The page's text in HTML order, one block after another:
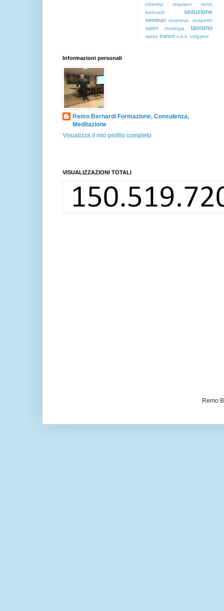
obiettivi relazioni
remo
bernardi
seduzione
seminari sorpresa. sospetto
sport strategia taoismo
tasse trance v.a.k. volgyesi
Informazioni personali
Remo Bernardi Formazione, Consulenza,
Meditazione
Visualizza il mio profilo completo
VISUALIZZAZIONI TOTALI
Remo